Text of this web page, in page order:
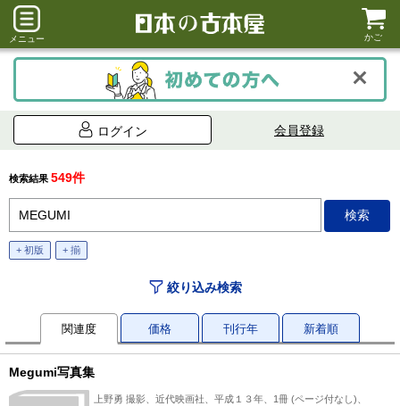
メニュー かご
ログイン 会員登録
検索結果 549件
+ 初版 + 揃
絞り込み検索
関連度 価格 刊行年 新着順
Megumi写真集
上野勇 撮影、近代映画社、平成１３年、1冊 (ページ付なし)、